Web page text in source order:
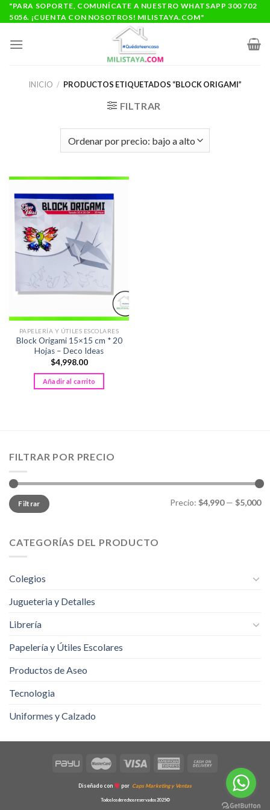
Saltar
al
"PARA SOPORTE, COMUNÍCATE A NUESTRO WHATSAPP 300 702
5056. ¡CUENTA CON NOSOTROS! MILISTAYA.COM"
INICIO / PRODUCTOS ETIQUETADOS “BLOCK ORIGAMI”
FILTRAR
PAPELERÍA Y ÚTILES ESCOLARES
Block Origami 15×15 cm * 20
Hojas – Deco Ideas
$4,998.00
Añadir al carrito
FILTRAR POR PRECIO
Precio
mínimo
Precio
máximo
Filtrar Precio: $4,990— $5,000
CATEGORÍAS DEL PRODUCTO
Colegios
Jugueteria y Detalles
Librería
Papelería y Útiles Escolares
Productos de Aseo
Tecnologia
Uniformes y Calzado
Diseñado con por Caps Marketing y Ventas
Todos los derechos reservados 2025©